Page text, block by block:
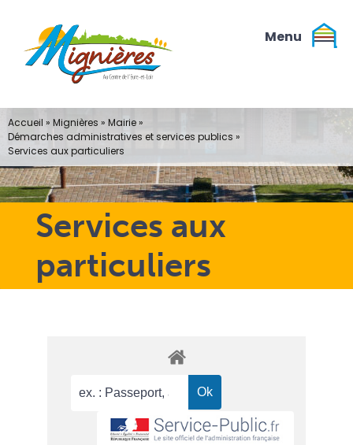
contenu
Services aux
particuliers
Accueil » Mignières » Mairie»
Démarches administratives et services publics »
Services aux particuliers